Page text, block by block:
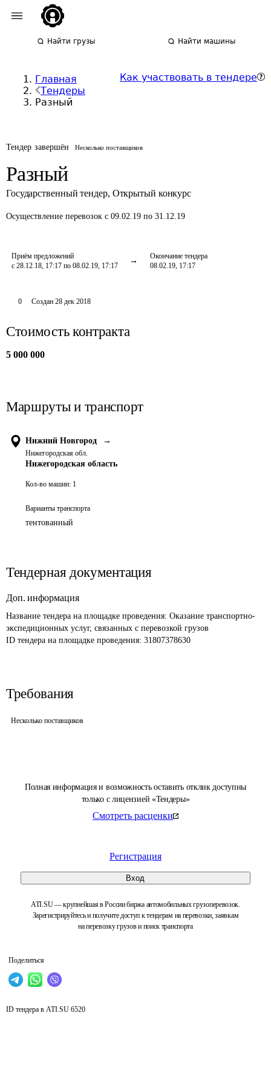
Найти грузы Найти машины
Главная
Тендеры
Разный
Как участвовать в тендере
Тендер завершён Несколько поставщиков
Разный
Государственный тендер, Открытый конкурс
Осуществление перевозок с 09.02.19 по 31.12.19
Приём предложений
с 28.12.18, 17:17 по 08.02.19, 17:17
Окончание тендера
08.02.19, 17:17
Полная информация и возможность оставить отклик доступны
только с лицензией «Тендеры»
Смотреть расценки
Регистрация
Вход
ATI.SU — крупнейшая в России биржа автомобильных грузоперевозок.
Зарегистрируйтесь и получите доступ к тендерам на перевозки, заявкам
на перевозку грузов и поиск транспорта
Поделиться
0 Создан 28 дек 2018
Стоимость контракта
5 000 000
Маршруты и транспорт
Нижний Новгород →
Нижегородская обл.
Нижегородская область
Кол-во машин: 1
Варианты транспорта
тентованный
Тендерная документация
Доп. информация
Название тендера на площадке проведения: Оказание транспортно-
экспедиционных услуг, связанных с перевозкой грузов
ID тендера на площадке проведения: 31807378630
Требования
Несколько поставщиков
ID тендера в ATI.SU 6520